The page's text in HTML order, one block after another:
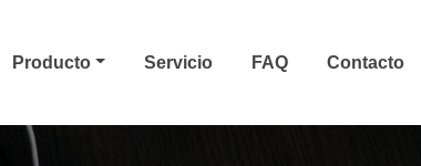
Producto Servicio FAQ Contacto